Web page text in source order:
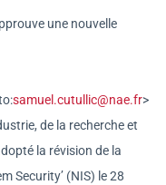
une nouvelle
:samuel.cutullic@nae.fr>
de la recherche et
la révision de la
Security’ (NIS) le 28